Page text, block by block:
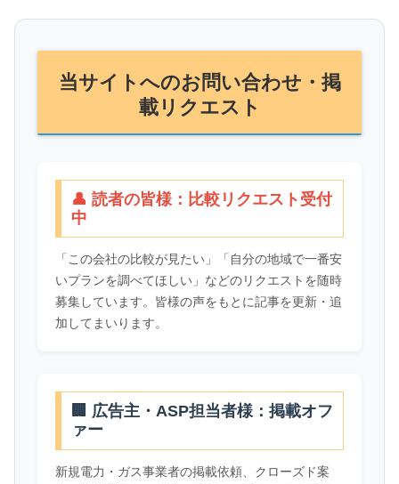
当サイトへのお問い合わせ・掲
載リクエスト
👤 読者の皆様：比較リクエスト受付
中
「この会社の比較が見たい」「自分の地域で一番安
いプランを調べてほしい」などのリクエストを随時
募集しています。皆様の声をもとに記事を更新・追
加してまいります。
🏢 広告主・ASP担当者様：掲載オフ
ァー
新規電力・ガス事業者の掲載依頼、クローズド案